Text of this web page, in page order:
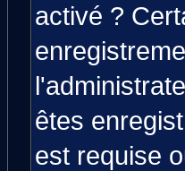
activé ?
êtes
est requise